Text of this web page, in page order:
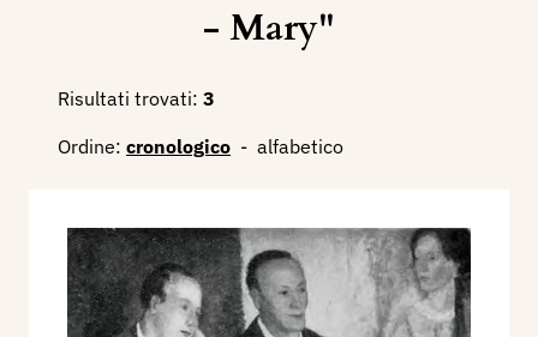
- Mary"
Risultati trovati: 3
Ordine: cronologico - alfabetico